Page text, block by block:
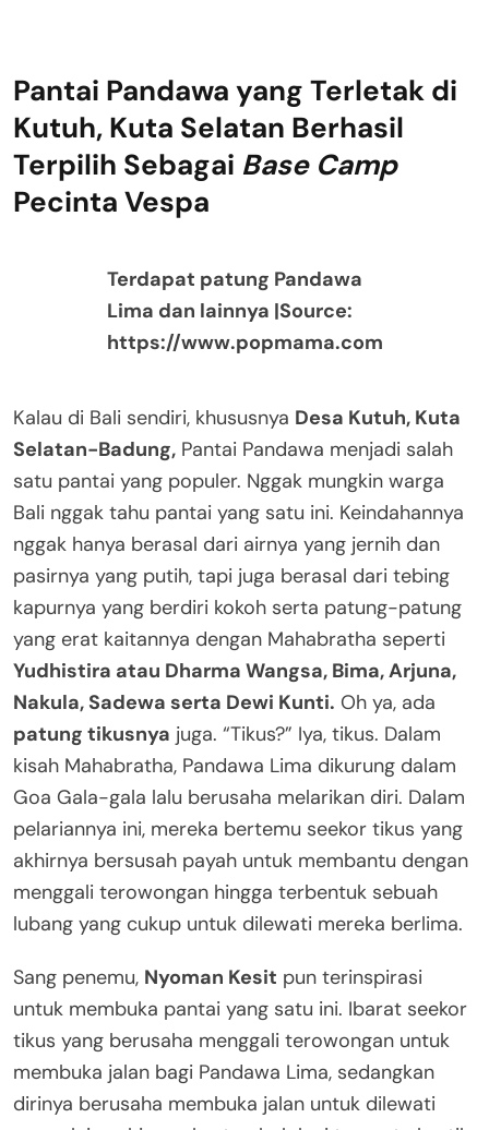
Pantai Pandawa yang Terletak di
Kutuh, Kuta Selatan Berhasil
Terpilih Sebagai Base Camp
Pecinta Vespa
Terdapat patung Pandawa
Lima dan lainnya |Source:
https://www.popmama.com
Kalau di Bali sendiri, khususnya Desa Kutuh, Kuta
Selatan-Badung, Pantai Pandawa menjadi salah
satu pantai yang populer. Nggak mungkin warga
Bali nggak tahu pantai yang satu ini. Keindahannya
nggak hanya berasal dari airnya yang jernih dan
pasirnya yang putih, tapi juga berasal dari tebing
kapurnya yang berdiri kokoh serta patung-patung
yang erat kaitannya dengan Mahabratha seperti
Yudhistira atau Dharma Wangsa, Bima, Arjuna,
Nakula, Sadewa serta Dewi Kunti. Oh ya, ada
patung tikusnya juga. “Tikus?” Iya, tikus. Dalam
kisah Mahabratha, Pandawa Lima dikurung dalam
Goa Gala-gala lalu berusaha melarikan diri. Dalam
pelariannya ini, mereka bertemu seekor tikus yang
akhirnya bersusah payah untuk membantu dengan
menggali terowongan hingga terbentuk sebuah
lubang yang cukup untuk dilewati mereka berlima.
Sang penemu, Nyoman Kesit pun terinspirasi
untuk membuka pantai yang satu ini. Ibarat seekor
tikus yang berusaha menggali terowongan untuk
membuka jalan bagi Pandawa Lima, sedangkan
dirinya berusaha membuka jalan untuk dilewati